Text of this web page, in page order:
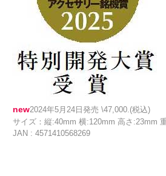
new2024年5月24日発売 \47,000.(税込)
サイズ：縦:40mm 横:120mm 高さ:23mm
JAN : 4571410568269